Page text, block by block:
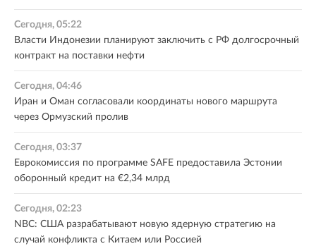
Сегодня, 05:22
Власти Индонезии планируют заключить с РФ долгосрочный
контракт на поставки нефти
Сегодня, 04:46
Иран и Оман согласовали координаты нового маршрута
через Ормузский пролив
Сегодня, 03:37
Еврокомиссия по программе SAFE предоставила Эстонии
оборонный кредит на €2,34 млрд
Сегодня, 02:23
NBC: США разрабатывают новую ядерную стратегию на
случай конфликта с Китаем или Россией